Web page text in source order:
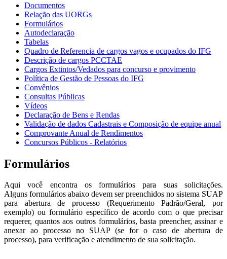
Documentos
Relação das UORGs
Formulários
Autodeclaração
Tabelas
Quadro de Referencia de cargos vagos e ocupados do IFG
Descrição de cargos PCCTAE
Cargos Extintos/Vedados para concurso e provimento
Política de Gestão de Pessoas do IFG
Convênios
Consultas Públicas
Vídeos
Declaração de Bens e Rendas
Validação de dados Cadastrais e Composição de equipe anual
Comprovante Anual de Rendimentos
Concursos Públicos - Relatórios
Formulários
Aqui você encontra os formulários para suas solicitações.
Alguns formulários abaixo devem ser preenchidos no sistema SUAP
para abertura de processo (Requerimento Padrão/Geral, por
exemplo) ou formulário específico de acordo com o que precisar
requerer, quantos aos outros formulários, basta preencher, assinar e
anexar ao processo no SUAP (se for o caso de abertura de
processo), para verificação e atendimento de sua solicitação.